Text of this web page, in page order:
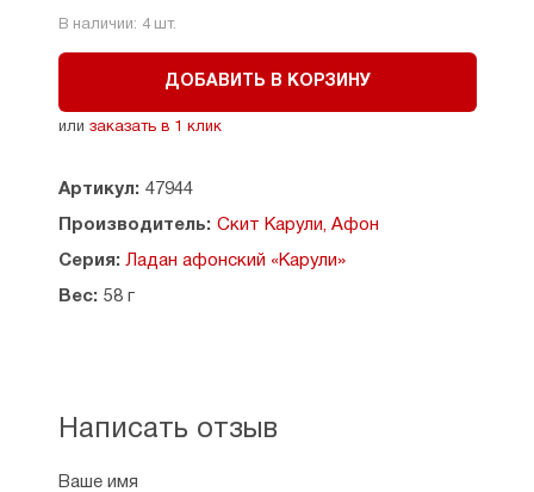
В наличии: 4шт.
ДОБАВИТЬ В КОРЗИНУ
или заказать в 1 клик
Артикул: 47944
Производитель: Скит Карули, Афон
Серия: Ладан афонский «Карули»
Вес: 58 г
Написать отзыв
Ваше имя